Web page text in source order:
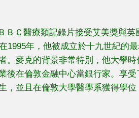
ＢＣ醫療類記錄片接受艾美獎與英
1995年，他被成立於十九世紀的
。麥克的背景非常特別，他大學
後在倫敦金融中心當銀行家。享
，並且在倫敦大學醫學系獲得學